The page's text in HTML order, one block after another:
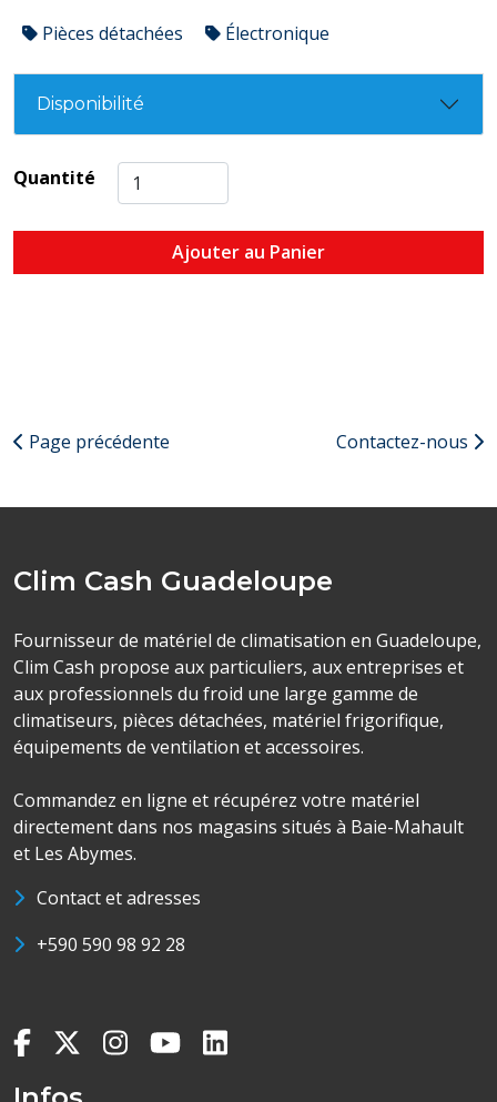
Pièces détachées Électronique
Disponibilité
Quantité
Ajouter au Panier
Page précédente Contactez-nous
Clim Cash Guadeloupe
Fournisseur de matériel de climatisation en Guadeloupe,
Clim Cash propose aux particuliers, aux entreprises et
aux professionnels du froid une large gamme de
climatiseurs, pièces détachées, matériel frigorifique,
équipements de ventilation et accessoires.
Commandez en ligne et récupérez votre matériel
directement dans nos magasins situés à Baie-Mahault
et Les Abymes.
Contact et adresses
+590 590 98 92 28